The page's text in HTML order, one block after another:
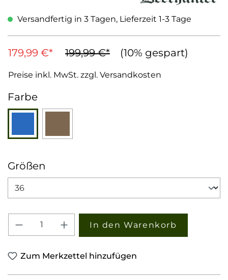
179,99 €* 199,99 €* (10% gespart)
Preise inkl. MwSt. zzgl. Versandkosten
Versandfertig in 3 Tagen, Lieferzeit 1-3 Tage
Farbeauswählen
Größen
Produkt Anzahl: Gib den
In den Warenkorb
Zum Merkzettel hinzufügen